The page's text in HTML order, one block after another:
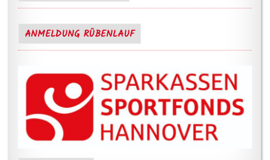
ANMELDUNG RÜBENLAUF